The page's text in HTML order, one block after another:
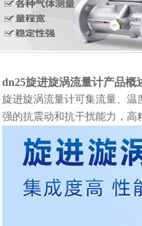
dn25旋进旋涡流量计产品概
旋进旋涡流量计可集流量、温
强的抗震动和抗干扰能力，高